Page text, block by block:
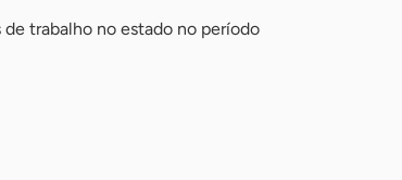
de trabalho no estado no período